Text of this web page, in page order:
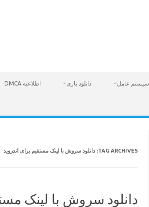
سیستم عامل دانلود بازی اطلاعیه DMCA
TAG ARCHIVES: دانلود سروش با لینک مستقیم برای اندروید
دانلود سروش با لینک